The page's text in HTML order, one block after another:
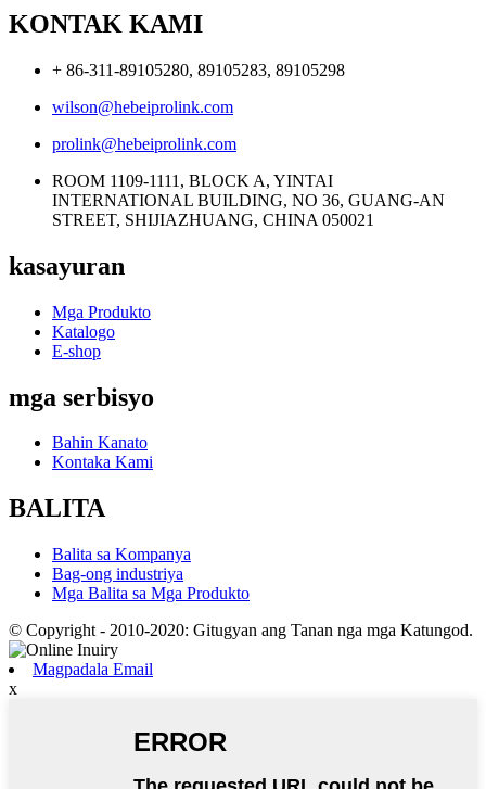
KONTAK KAMI
+ 86-311-89105280, 89105283, 89105298
wilson@hebeiprolink.com
prolink@hebeiprolink.com
ROOM 1109-1111, BLOCK A, YINTAI
INTERNATIONAL BUILDING, NO 36, GUANG-AN
STREET, SHIJIAZHUANG, CHINA 050021
kasayuran
Mga Produkto
Katalogo
E-shop
mga serbisyo
Bahin Kanato
Kontaka Kami
BALITA
Balita sa Kompanya
Bag-ong industriya
Mga Balita sa Mga Produkto
© Copyright - 2010-2020: Gitugyan ang Tanan nga mga Katungod.
Magpadala Email
x